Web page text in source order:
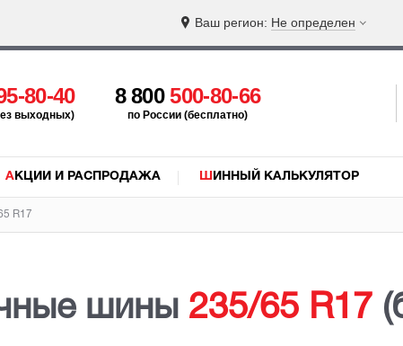
Ваш регион: Не определен
80-40
выходных)
8 800500-80-66
по России (бесплатно)
АКЦИИ И РАСПРОДАЖА ШИННЫЙ КАЛЬКУЛЯТОР
R17
шины 235/65 R17